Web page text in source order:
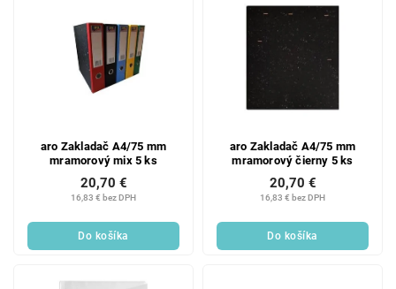
aro Zakladač A4/75 mm
mramorový mix 5 ks
16,83 € bez DPH
20,70 €
Do košíka
aro Zakladač A4/75 mm
mramorový čierny 5 ks
16,83 € bez DPH
20,70 €
Do košíka